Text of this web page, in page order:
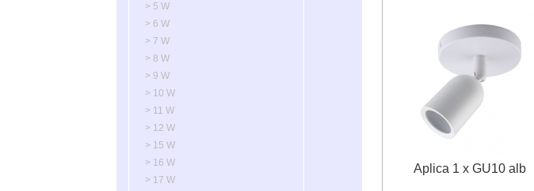
> 5 W
> 6 W
> 7 W
> 8 W
> 9 W
> 10 W
> 11 W
> 12 W
> 15 W
> 16 W
> 17 W
Aplica 1 x GU10 alb